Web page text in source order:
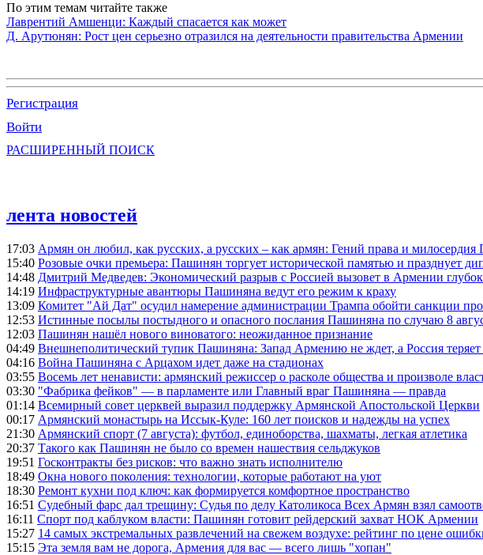
По этим темам читайте также
Лаврентий Амшенци: Каждый спасается как может
Д. Арутюнян: Рост цен серьезно отразился на деятельности правительства Армении
Регистрация
Войти
РАСШИРЕННЫЙ ПОИСК
лента новостей
17:03 Армян он любил, как русских, а русских – как армян: Гений права и
15:40 Розовые очки премьера: Пашинян торгует исторической памятью и празднует
14:48 Дмитрий Медведев: Экономический разрыв с Россией вызовет в Армении
14:19 Инфраструктурные авантюры Пашиняна ведут его режим к краху
13:09 Комитет "Ай Дат" осудил намерение администрации Трампа обойти санкции
12:53 Истинные посылы постыдного и опасного послания Пашиняна по случаю 8
12:03 Пашинян нашёл нового виноватого: неожиданное признание
04:49 Внешнеполитический тупик Пашиняна: Запад Армению не ждет, а Россия теряет
04:16 Война Пашиняна с Арцахом идет даже на стадионах
03:55 Восемь лет ненависти: армянский режиссер о расколе общества и произволе
03:30 "Фабрика фейков" — в парламенте или Главный враг Пашиняна — правда
01:14 Всемирный совет церквей выразил поддержку Армянской Апостольской Церкви
00:17 Армянский монастырь на Иссык-Куле: 160 лет поисков и надежды на успех
21:30 Армянский спорт (7 августа): футбол, единоборства, шахматы, легкая атлетика
20:37 Такого как Пашинян не было со времен нашествия сельджуков
19:51 Госконтракты без рисков: что важно знать исполнителю
18:49 Окна нового поколения: технологии, которые работают на уют
18:30 Ремонт кухни под ключ: как формируется комфортное пространство
16:51 Судебный фарс дал трещину: Судья по делу Католикоса Всех Армян взял
16:11 Спорт под каблуком власти: Пашинян готовит рейдерский захват НОК Армении
15:27 14 самых экстремальных развлечений на свежем воздухе: рейтинг по цене
15:15 Эта земля вам не дорога, Армения для вас — всего лишь "хопан"